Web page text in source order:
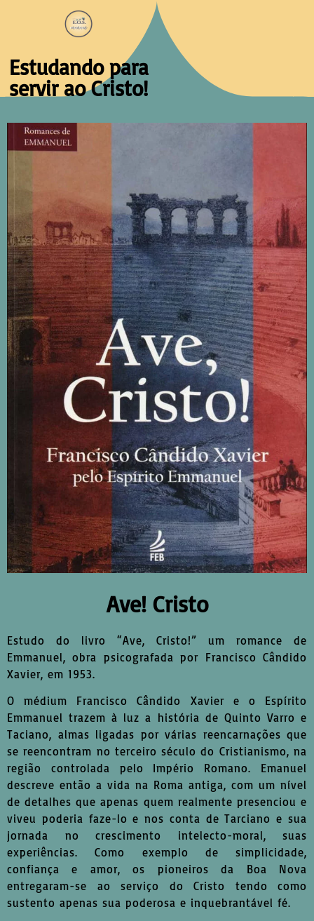
Estudando para
servir ao Cristo!
Ave! Cristo
Estudo do livro “Ave, Cristo!” um romance de
Emmanuel, obra psicografada por Francisco Cândido
Xavier, em 1953.
O médium Francisco Cândido Xavier e o Espírito
Emmanuel trazem à luz a história de Quinto Varro e
Taciano, almas ligadas por várias reencarnações que
se reencontram no terceiro século do Cristianismo, na
região controlada pelo Império Romano. Emanuel
descreve então a vida na Roma antiga, com um nível
de detalhes que apenas quem realmente presenciou e
viveu poderia faze-lo e nos conta de Tarciano e sua
jornada no crescimento intelecto-moral, suas
experiências. Como exemplo de simplicidade,
confiança e amor, os pioneiros da Boa Nova
entregaram-se ao serviço do Cristo tendo como
sustento apenas sua poderosa e inquebrantável fé.